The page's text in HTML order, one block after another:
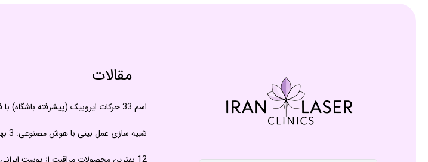
مقالات
اسم 33 حرکات ایروبیک (پیشرفته باشگاه) با فیلم و نکته
شبیه سازی عمل بینی با هوش مصنوعی: 3 بهترین برنامه و سایت آنلاین
12 بهترین محصولات مراقبت از پوست ایرانی+ بهترین برندها